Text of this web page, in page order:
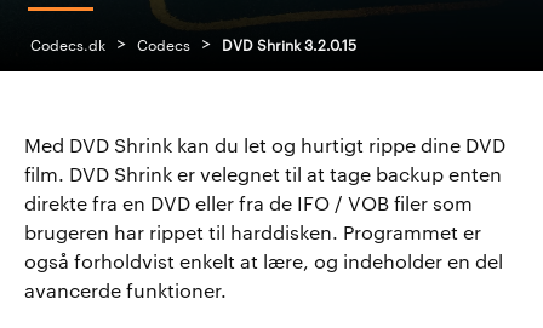
Codecs.dk > Codecs > DVD Shrink 3.2.0.15
Med DVD Shrink kan du let og hurtigt rippe dine DVD
film. DVD Shrink er velegnet til at tage backup enten
direkte fra en DVD eller fra de IFO / VOB filer som
brugeren har rippet til harddisken. Programmet er
også forholdvist enkelt at lære, og indeholder en del
avancerde funktioner.